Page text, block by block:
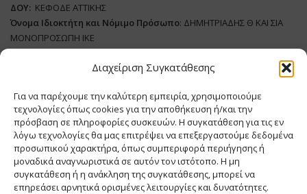
Διαχείριση Συγκατάθεσης
Για να παρέχουμε την καλύτερη εμπειρία, χρησιμοποιούμε
τεχνολογίες όπως cookies για την αποθήκευση ή/και την
πρόσβαση σε πληροφορίες συσκευών. Η συγκατάθεση για τις εν
λόγω τεχνολογίες θα μας επιτρέψει να επεξεργαστούμε δεδομένα
προσωπικού χαρακτήρα, όπως συμπεριφορά περιήγησης ή
μοναδικά αναγνωριστικά σε αυτόν τον ιστότοπο. Η μη
συγκατάθεση ή η ανάκληση της συγκατάθεσης, μπορεί να
επηρεάσει αρνητικά ορισμένες λειτουργίες και δυνατότητες.
ΔΟΥ: ΚΕΦΟΔΕ ΑΤΤΙΚΗΣ
Όνομα Ιδιοκτήτη και Νόμιμο Πρόσωπο: ΔΗΜΗΤΡΙΑΔΗΣ Θ ΚΑΙ ΣΙΑ
ΜΟΝΟΠΡΟΣΩΠΗ ΙΚΕ
Διευθυντής Σύνταξης:ΑΘΑΝΑΣΙΟΣ ΑΝΤΩΝΙΟΥ
ΔικαιούχοςDomain:ΔΗΜΗΤΡΙΑΔΗΣ Θ ΚΑΙ ΣΙΑ ΜΟΝΟΠΡΟΣΩΠΗ ΙΚΕ
Διευθυντής: ΕΥΘΥΜΙΑΤΟΥ ΜΑΡΙΑ
Διαχειριστής:
ΕΥΘΥΜΙΑΤΟΥ ΜΑΡΙΑ
Δήλωση Συμμόρφωσης